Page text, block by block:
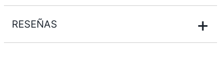
RESEÑAS +